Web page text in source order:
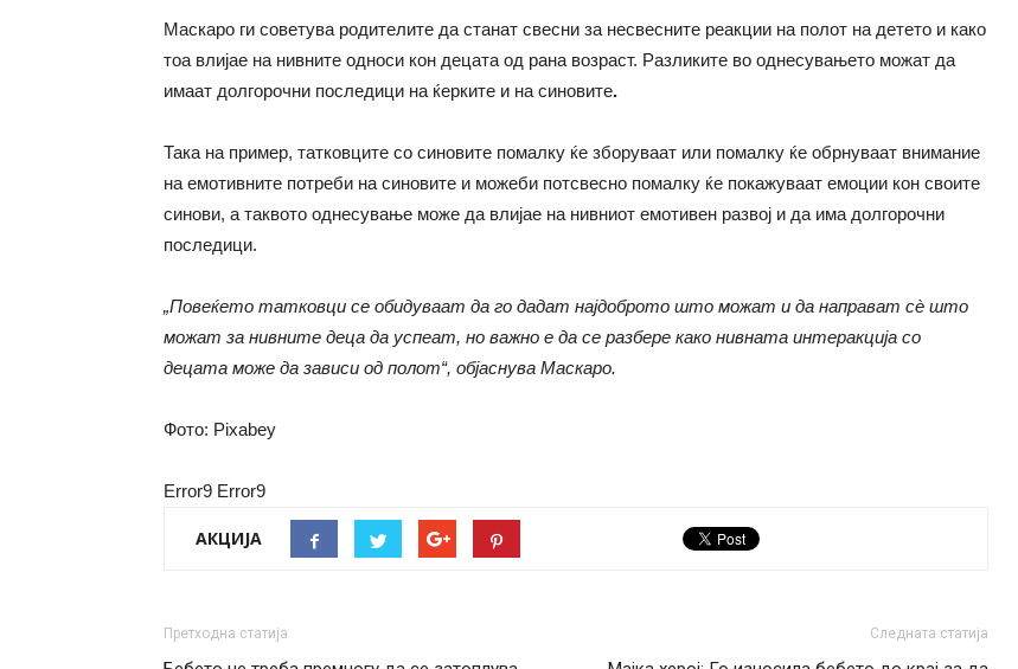
Маскаро ги советува родителите да станат свесни за несвесните реакции на полот на детето и како
тоа влијае на нивните односи кон децата од рана возраст. Разликите во однесувањето можат да
имаат долгорочни последици на ќерките и на синовите.
Така на пример, татковците со синовите помалку ќе зборуваат или помалку ќе обрнуваат внимание
на емотивните потреби на синовите и можеби потсвесно помалку ќе покажуваат емоции кон своите
синови, а таквото однесување може да влијае на нивниот емотивен развој и да има долгорочни
последици.
„Повеќето татковци се обидуваат да го дадат најдоброто што можат и да направат сѐ што
можат за нивните деца да успеат, но важно е да се разбере како нивната интеракција со
децата може да зависи од полот“, објаснува Маскаро.
Фото: Pixabey
Error9 Error9
АКЦИЈА
Претходна статија Следната статија